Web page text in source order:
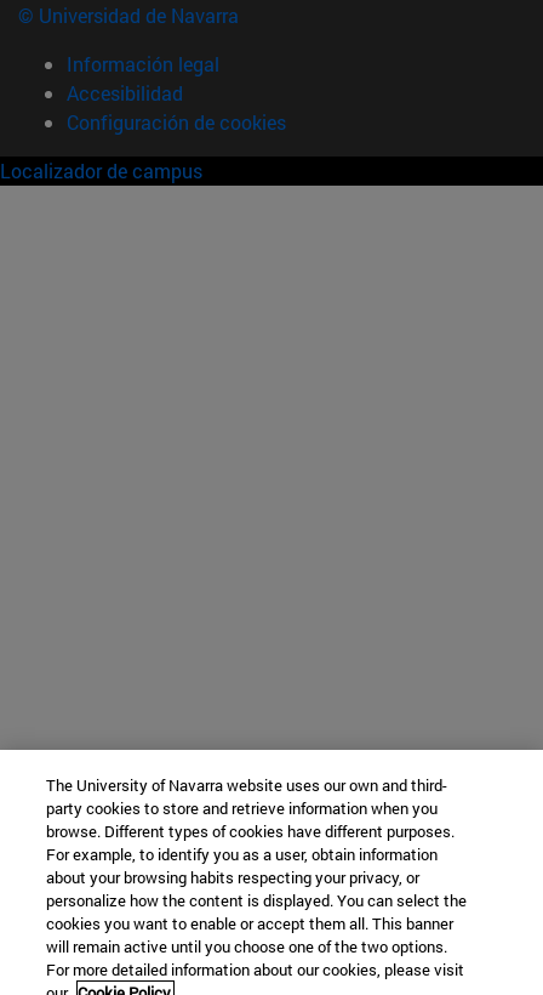
© Universidad de Navarra
Información legal
Accesibilidad
Configuración de cookies
Localizador de campus
The University of Navarra website uses our own and third-
party cookies to store and retrieve information when you
browse. Different types of cookies have different purposes.
For example, to identify you as a user, obtain information
about your browsing habits respecting your privacy, or
personalize how the content is displayed. You can select the
cookies you want to enable or accept them all. This banner
will remain active until you choose one of the two options.
For more detailed information about our cookies, please visit